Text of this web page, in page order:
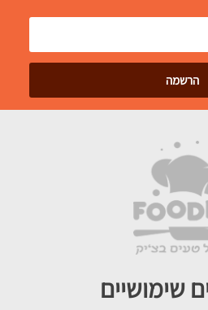
שימושיים